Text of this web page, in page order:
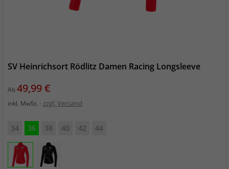
SV Heinrichsort Rödlitz Damen Racing Longsleeve
AbPreis
49,99 €
inkl. MwSt. zzgl. Versand
34 36 38 40 42 44